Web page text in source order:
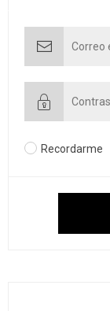
Recordarme